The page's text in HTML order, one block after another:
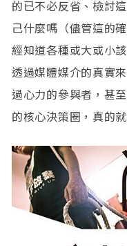
的已不必反省、檢討
己什麼嗎（儘管這的
經知道各種或大或小
透過媒體媒介的真實
過心力的參與者，甚
的核心決策圈，真的